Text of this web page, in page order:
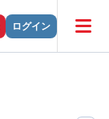
ログイン